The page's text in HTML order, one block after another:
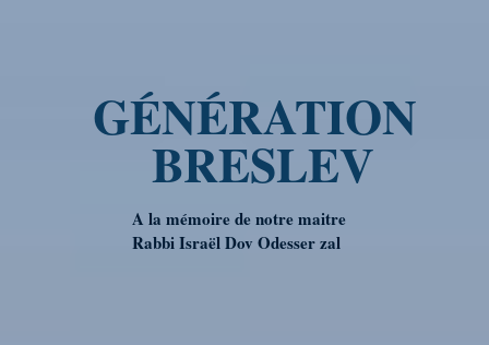
GÉNÉRATION
BRESLEV
A la mémoire de notre maitre
Rabbi Israël Dov Odesser zal